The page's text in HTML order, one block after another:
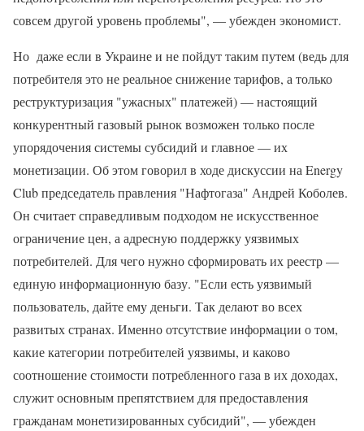
совсем другой уровень проблемы", — убежден экономист.
Но даже если в Украине и не пойдут таким путем (ведь для
потребителя это не реальное снижение тарифов, а только
реструктуризация "ужасных" платежей) — настоящий
конкурентный газовый рынок возможен только после
упорядочения системы субсидий и главное — их
монетизации. Об этом говорил в ходе дискуссии на Energy
Club председатель правления "Нафтогаза" Андрей Коболев.
Он считает справедливым подходом не искусственное
ограничение цен, а адресную поддержку уязвимых
потребителей. Для чего нужно сформировать их реестр —
единую информационную базу. "Если есть уязвимый
пользователь, дайте ему деньги. Так делают во всех
развитых странах. Именно отсутствие информации о том,
какие категории потребителей уязвимы, и каково
соотношение стоимости потребленного газа в их доходах,
служит основным препятствием для предоставления
гражданам монетизированных субсидий", — убежден